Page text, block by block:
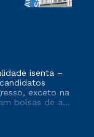
isenta –
exceto na
bolsas de até
e/ou não
em uma